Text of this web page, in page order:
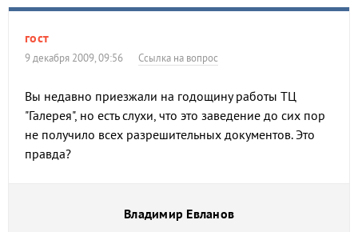
гост
9 декабря 2009, 09:56 Ссылка на вопрос
Вы недавно приезжали на годощину работы ТЦ
"Галерея", но есть слухи, что это заведение до сих пор
не получило всех разрешительных документов. Это
правда?
Владимир Евланов